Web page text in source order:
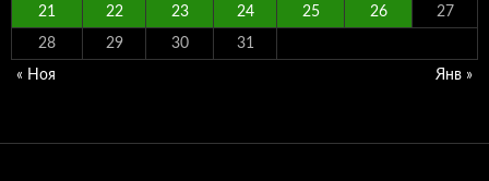
21 22 23 24 25 26 27
28 29 30 31
« Ноя Янв »